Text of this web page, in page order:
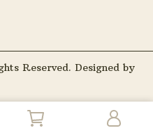
Reserved. Designed by